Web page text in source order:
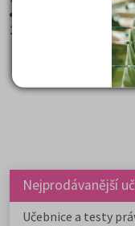
státní maturita
231,88 kB)
Nejprodávanější
Učebnice a testy